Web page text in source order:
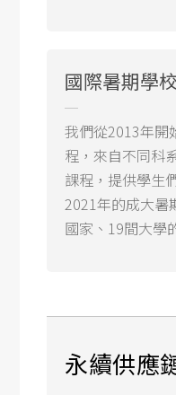
國際暑期學校
我們從2013年開
程，來自不同科
課程，提供學生
2021年的成大暑
國家、19間大學
永續供應